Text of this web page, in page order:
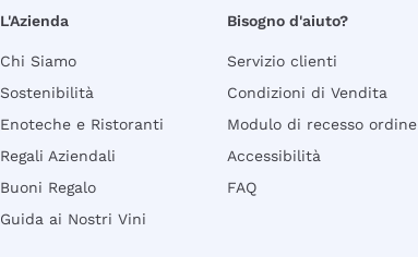
L'Azienda
Chi Siamo
Sostenibilità
Enoteche e Ristoranti
Regali Aziendali
Buoni Regalo
Guida ai Nostri Vini
Bisogno d'aiuto?
Servizio clienti
Condizioni di Vendita
Modulo di recesso ordine
Accessibilità
FAQ